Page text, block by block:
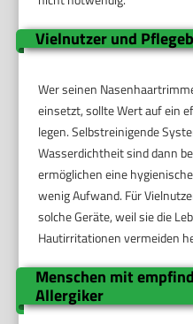
Vielnutzer und
Wer seinen
einsetzt, sollte Wert auf ein
legen. Selbstreinigende
Wasserdichtheit sind dann
ermöglichen eine
wenig Aufwand. Für
solche Geräte, weil sie die
Hautirritationen vermeiden
Menschen mit
Allergiker